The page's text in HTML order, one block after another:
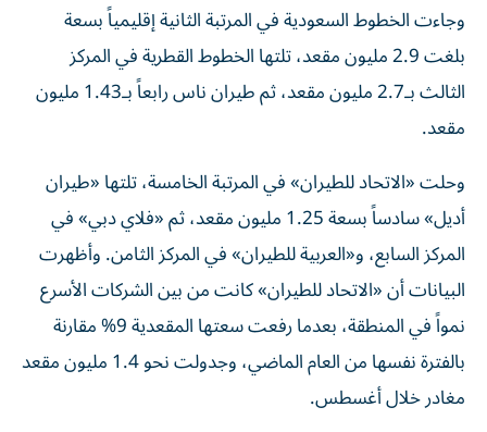
وجاءت الخطوط السعودية في المرتبة الثانية إقليمياً بسعة
بلغت 2.9 مليون مقعد، تلتها الخطوط القطرية في المركز
الثالث بـ2.7 مليون مقعد، ثم طيران ناس رابعاً بـ1.43 مليون
مقعد.
وحلت «الاتحاد للطيران» في المرتبة الخامسة، تلتها «طيران
أديل» سادساً بسعة 1.25 مليون مقعد، ثم «فلاي دبي» في
المركز السابع، و«العربية للطيران» في المركز الثامن. وأظهرت
البيانات أن «الاتحاد للطيران» كانت من بين الشركات الأسرع
نمواً في المنطقة، بعدما رفعت سعتها المقعدية 9% مقارنة
بالفترة نفسها من العام الماضي، وجدولت نحو 1.4 مليون مقعد
مغادر خلال أغسطس.